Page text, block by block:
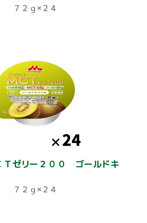
７２ｇ×２４
Ｔゼリー２００ ゴールドキ
７２ｇ×２４